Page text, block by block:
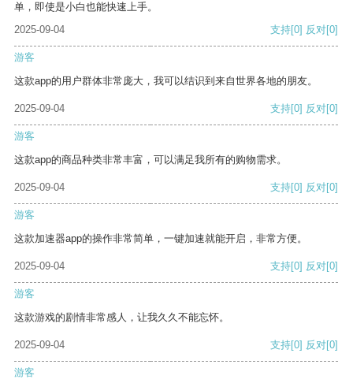
单，即使是小白也能快速上手。
2025-09-04
支持[0] 反对[0]
游客
这款app的用户群体非常庞大，我可以结识到来自世界各地的朋友。
2025-09-04 支持[0] 反对[0]
游客
这款app的商品种类非常丰富，可以满足我所有的购物需求。
2025-09-04 支持[0] 反对[0]
游客
这款加速器app的操作非常简单，一键加速就能开启，非常方便。
2025-09-04 支持[0] 反对[0]
游客
这款游戏的剧情非常感人，让我久久不能忘怀。
2025-09-04 支持[0] 反对[0]
游客